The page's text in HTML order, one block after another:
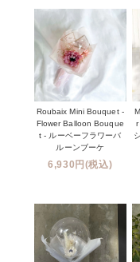
Roubaix Mini Bouquet -
Flower Balloon Bouque
t - ルーベーフラワーバ
ルーンブーケ
6,930円(税込)